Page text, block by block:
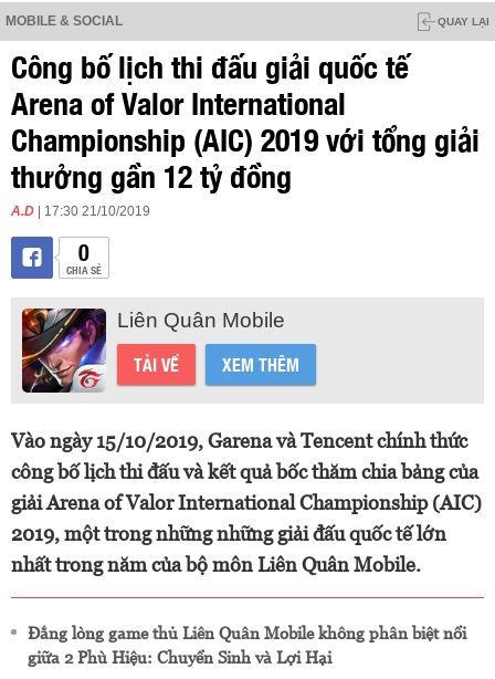
MOBILE & SOCIAL QUAY LẠI
Công bố lịch thi đấu giải quốc tế
Arena of Valor International
Championship (AIC) 2019 với tổng giải
thưởng gần 12 tỷ đồng
A.D | 17:30 21/10/2019
0
CHIA SẺ
Liên Quân Mobile
TẢI VỀ XEM THÊM
Vào ngày 15/10/2019, Garena và Tencent chính thức
công bố lịch thi đấu và kết quả bốc thăm chia bảng của
giải Arena of Valor International Championship (AIC)
2019, một trong những những giải đấu quốc tế lớn
nhất trong năm của bộ môn Liên Quân Mobile.
Đắng lòng game thủ Liên Quân Mobile không phân biệt nổi
giữa 2 Phù Hiệu: Chuyển Sinh và Lợi Hại